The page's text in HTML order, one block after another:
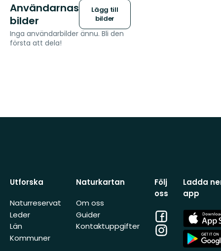
Användarnas
bilder
Lägg till
bilder
Inga användarbilder ännu. Bli den
första att dela!
Utforska
Naturreservat
Leder
Län
Kommuner
Naturkartan
Om oss
Guider
Kontaktuppgifter
Följ
oss
Facebook
Instagram
Ladda
app
App
Store
App
Store